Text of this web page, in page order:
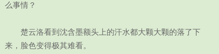
么事情？
楚云洛看到沈含墨额头上的汗水都大颗大颗的落了下
来，脸色变得极其难看。